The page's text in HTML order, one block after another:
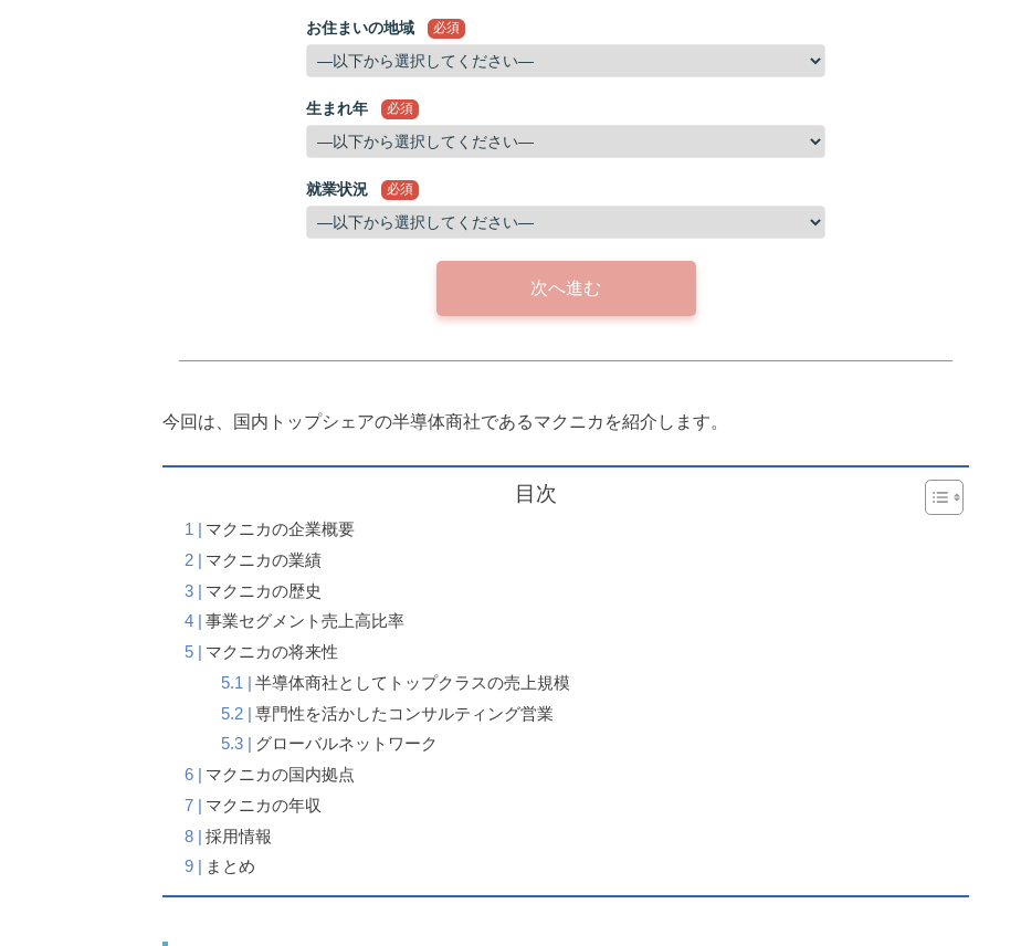
お住まいの地域 必須
生まれ年 必須
就業状況 必須
次へ進む
今回は、国内トップシェアの半導体商社であるマクニカを紹介します。
目次
マクニカの企業概要
マクニカの業績
マクニカの歴史
事業セグメント売上高比率
マクニカの将来性
半導体商社としてトップクラスの売上規模
専門性を活かしたコンサルティング営業
グローバルネットワーク
マクニカの国内拠点
マクニカの年収
採用情報
まとめ